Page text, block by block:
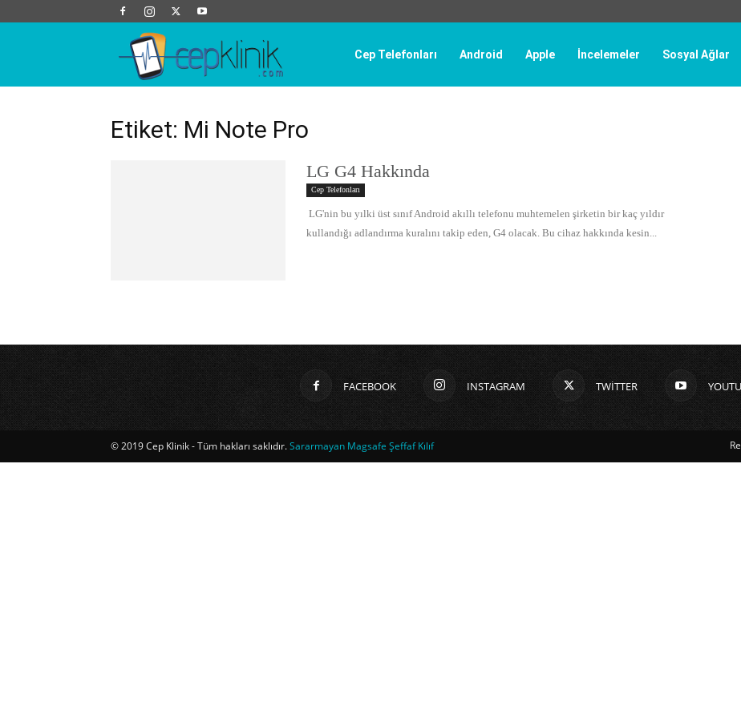
Cep Telefonları Android Apple İncelemeler Sosyal Ağlar
Etiket: Mi Note Pro
LG G4 Hakkında
Cep Telefonları
LG'nin bu yılki üst sınıf Android akıllı telefonu muhtemelen şirketin bir kaç yıldır
kullandığı adlandırma kuralını takip eden, G4 olacak. Bu cihaz hakkında kesin...
FACEBOOK INSTAGRAM TWITTER
© 2019 Cep Klinik - Tüm hakları saklıdır.Sararmayan Magsafe Şeffaf Kılıf